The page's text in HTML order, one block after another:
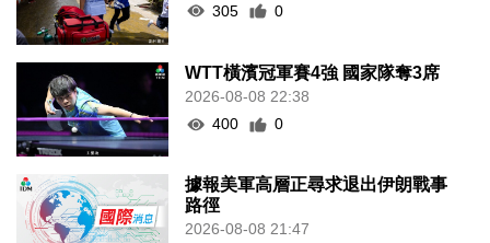
305
0
WTT橫濱冠軍賽4強 國家隊奪3席
2026-08-08 22:38
400
0
據報美軍高層正尋求退出伊朗戰事
路徑
2026-08-08 21:47